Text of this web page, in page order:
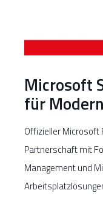
Microsoft
für
Offizieller Microsoft
Partnerschaft mit
Management und